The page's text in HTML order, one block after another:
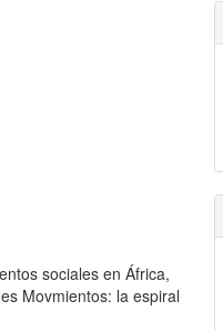
sociales en África,
Movmientos: la espiral